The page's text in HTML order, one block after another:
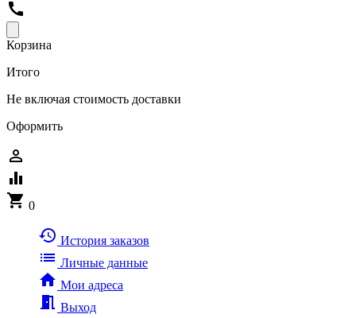
call
Корзина
Итого
Не включая стоимость доставки
Оформить
person_outline
equalizer
shopping_cart 0
history История заказов
list Личные данные
home Мои адреса
meeting_room Выход